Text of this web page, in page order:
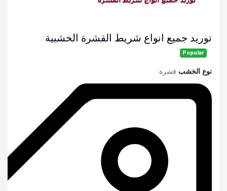
توريد جميع انواع شريط القشرة الخشبية
Popular
نوع الخشب قشرة